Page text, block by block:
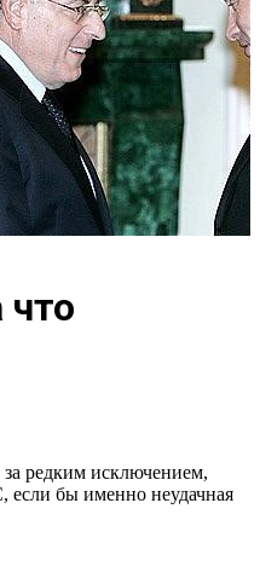
редким исключением,
если бы именно неудачная